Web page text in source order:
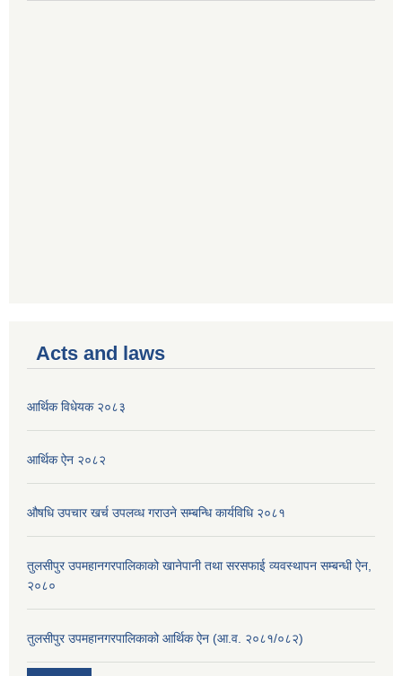
Acts and laws
आर्थिक विधेयक २०८३
आर्थिक ऐन २०८२
औषधि उपचार खर्च उपलव्ध गराउने सम्बन्धि कार्यविधि २०८१
तुलसीपुर उपमहानगरपालिकाको खानेपानी तथा सरसफाई व्यवस्थापन सम्बन्धी ऐन,
२०८०
तुलसीपुर उपमहानगरपालिकाको आर्थिक ऐन (आ.व. २०८१/०८२)